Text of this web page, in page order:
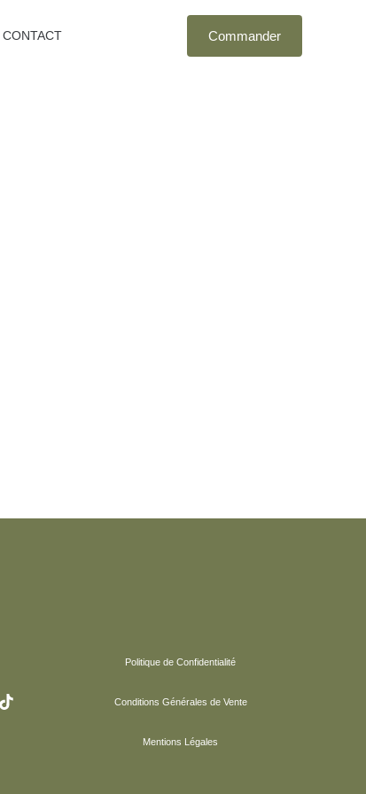
CONTACT Commander
Politique de Confidentialité
Conditions Générales de Vente
Mentions Légales